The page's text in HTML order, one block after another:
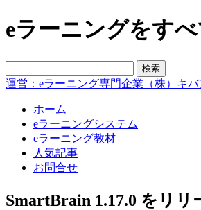
eラーニングをす
運営：eラーニング専門企業（株）キ
ホーム
eラーニングシステム
eラーニング教材
人気記事
お問合せ
SmartBrain 1.17.0 をリリ